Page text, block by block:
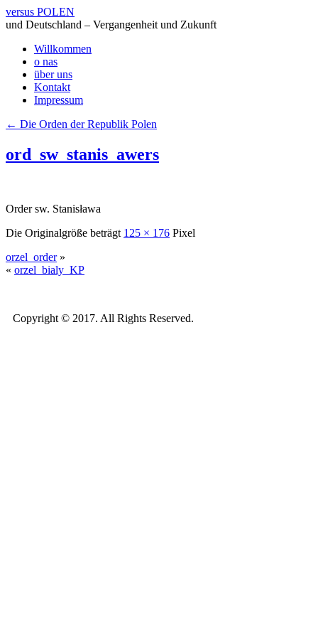
versus POLEN
und Deutschland – Vergangenheit und Zukunft
Willkommen
o nas
über uns
Kontakt
Impressum
← Die Orden der Republik Polen
ord_sw_stanis_awers
Order sw. Stanisława
Die Originalgröße beträgt 125 × 176 Pixel
orzel_order»
« orzel_bialy_KP
Copyright © 2017. All Rights Reserved.